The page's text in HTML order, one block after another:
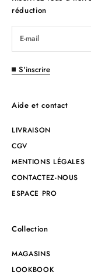
réduction
S'inscrire
Aide et contact
LIVRAISON
CGV
MENTIONS LÉGALES
CONTACTEZ-NOUS
ESPACE PRO
Collection
MAGASINS
LOOKBOOK